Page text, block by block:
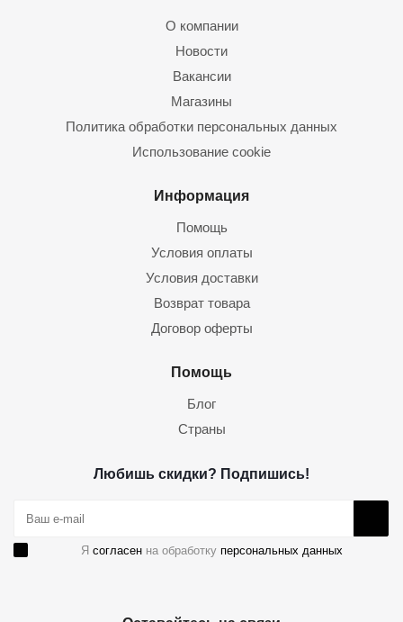
О компании
Новости
Вакансии
Магазины
Политика обработки персональных данных
Использование cookie
Информация
Помощь
Условия оплаты
Условия доставки
Возврат товара
Договор оферты
Помощь
Блог
Страны
Любишь скидки? Подпишись!
Я согласен на обработку персональных данных